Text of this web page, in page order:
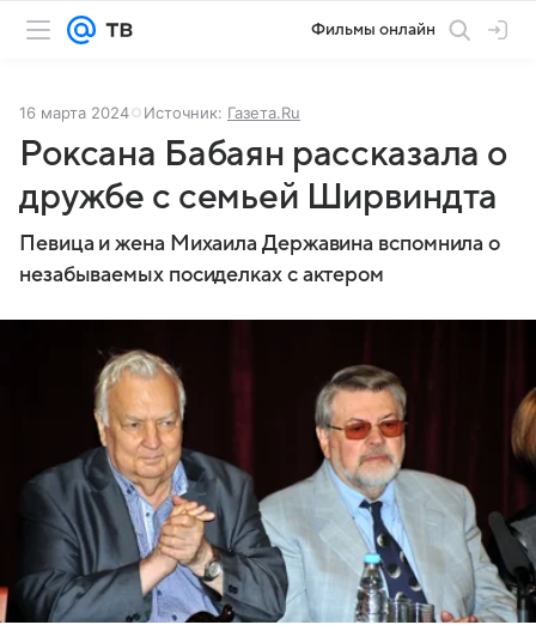
Фильмы онлайн
16 марта 2024 Источник: Газета.Ru
Роксана Бабаян рассказала о
дружбе с семьей Ширвиндта
Певица и жена Михаила Державина вспомнила о
незабываемых посиделках с актером